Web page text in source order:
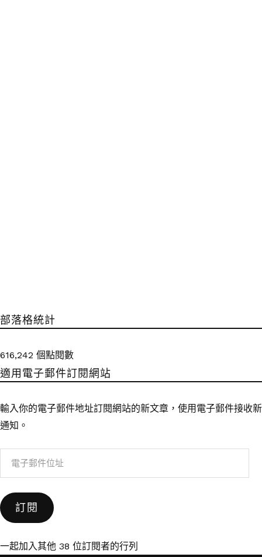
部落格統計
616,242 個點閱數
適用電子郵件訂閱網站
輸入你的電子郵件地址訂閱網站的新文章，使用電子郵件接收新
通知。
件
位
訂閱
一起加入其他 38 位訂閱者的行列